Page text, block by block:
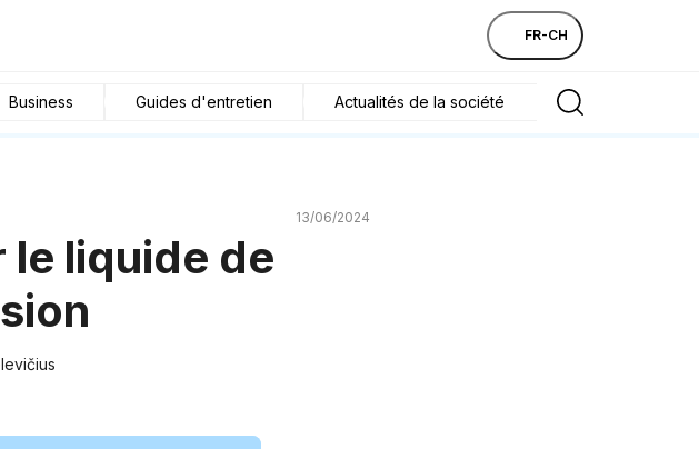
FR-CH
Business Guides d'entretien Actualités de la société
13/06/2024
liquide de